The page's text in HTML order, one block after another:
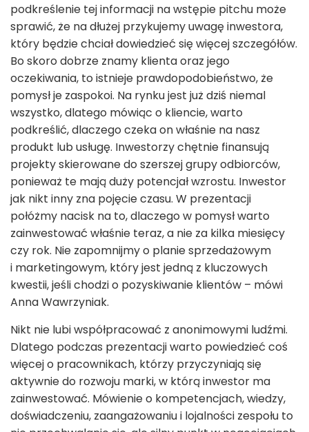
podkreślenie tej informacji na wstępie pitchu może
sprawić, że na dłużej przykujemy uwagę inwestora,
który będzie chciał dowiedzieć się więcej szczegółów.
Bo skoro dobrze znamy klienta oraz jego
oczekiwania, to istnieje prawdopodobieństwo, że
pomysł je zaspokoi. Na rynku jest już dziś niemal
wszystko, dlatego mówiąc o kliencie, warto
podkreślić, dlaczego czeka on właśnie na nasz
produkt lub usługę. Inwestorzy chętnie finansują
projekty skierowane do szerszej grupy odbiorców,
ponieważ te mają duży potencjał wzrostu. Inwestor
jak nikt inny zna pojęcie czasu. W prezentacji
połóżmy nacisk na to, dlaczego w pomysł warto
zainwestować właśnie teraz, a nie za kilka miesięcy
czy rok. Nie zapomnijmy o planie sprzedażowym
i marketingowym, który jest jedną z kluczowych
kwestii, jeśli chodzi o pozyskiwanie klientów – mówi
Anna Wawrzyniak.
Nikt nie lubi współpracować z anonimowymi ludźmi.
Dlatego podczas prezentacji warto powiedzieć coś
więcej o pracownikach, którzy przyczyniają się
aktywnie do rozwoju marki, w którą inwestor ma
zainwestować. Mówienie o kompetencjach, wiedzy,
doświadczeniu, zaangażowaniu i lojalności zespołu to